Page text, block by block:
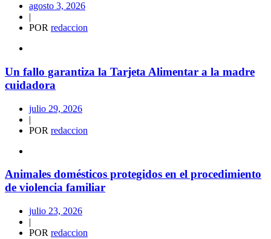
agosto 3, 2026
|
POR redaccion
Un fallo garantiza la Tarjeta Alimentar a la madre
cuidadora
julio 29, 2026
|
POR redaccion
Animales domésticos protegidos en el procedimiento
de violencia familiar
julio 23, 2026
|
POR redaccion